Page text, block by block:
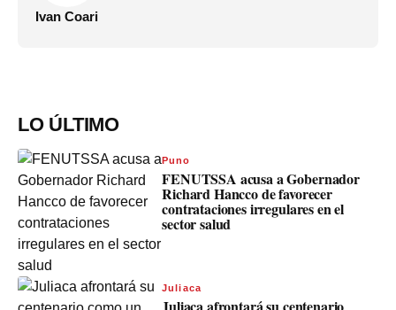
Ivan Coari
LO ÚLTIMO
Puno
FENUTSSA acusa a Gobernador
Richard Hancco de favorecer
contrataciones irregulares en el
sector salud
Juliaca
Juliaca afrontará su centenario